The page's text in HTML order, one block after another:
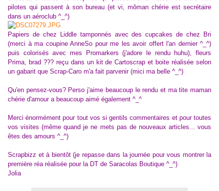
pilotes qui passent à son bureau (et vi, môman chérie est secrétaire
dans un aéroclub ^_^)
Papiers de chez Liddle tamponnés avec des cupcakes de chez Bri
(merci à ma coupine AnneSo pour me les avoir offert l'an dernier ^_^)
puis colorisés avec mes Promarkers (j'adore le rendu huhu), fleurs
Prima, brad ??? reçu dans un kit de Cartoscrap et boite réalisée selon
un gabarit que Scrap-Caro m'a fait parvenir (mici ma belle ^_^)
Qu'en pensez-vous? Perso j'aime beaucoup le rendu et ma tite maman
chérie d'amour a beaucoup aimé également ^_^
Merci énormément pour tout vos si gentils commentaires et pour toutes
vos visites (même quand je ne mets pas de nouveaux articles... vous
êtes des amours ^_^)
Scrapbizz et à bientôt (je repasse dans la journée pour vous montrer la
première réa réalisée pour la DT de Saracolas Boutique ^_^)
Jolia